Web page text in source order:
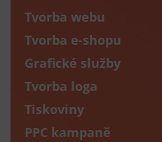
Tvorba webu
Tvorba e-shopu
Grafické služby
Tvorba loga
Tiskoviny
PPC kampaně